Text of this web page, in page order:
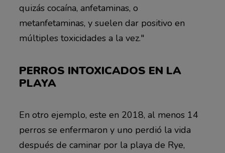
quizás cocaína, anfetaminas, o
metanfetaminas, y suelen dar positivo en
múltiples toxicidades a la vez."
PERROS INTOXICADOS EN LA
PLAYA
En otro ejemplo, este en 2018, al menos 14
perros se enfermaron y uno perdió la vida
después de caminar por la playa de Rye,